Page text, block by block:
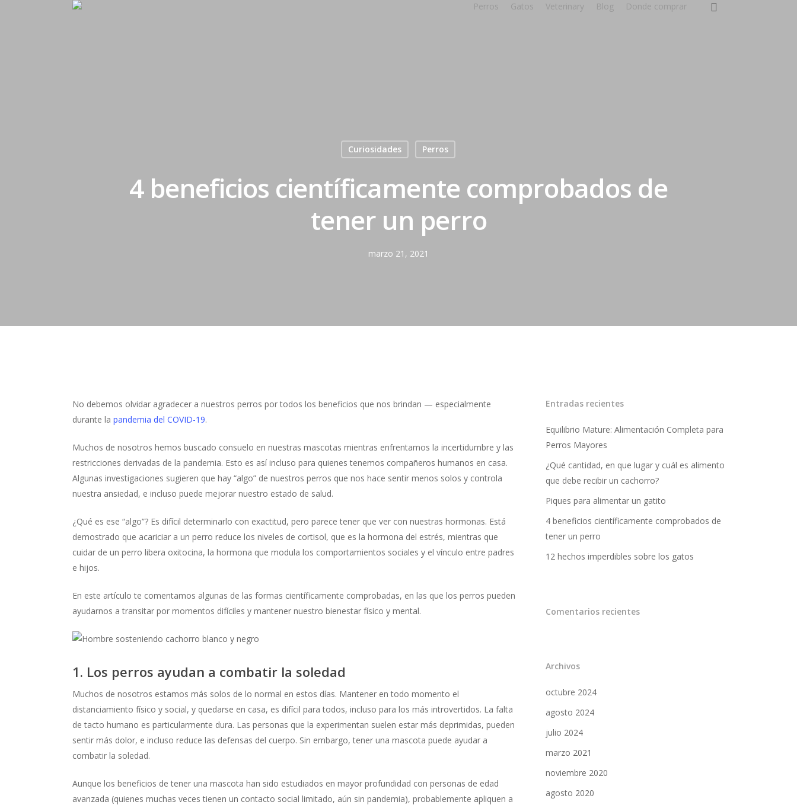
Hit enter to search or ESC to close
Perros Gatos Veterinary Blog Donde comprar
Curiosidades Perros
4 beneficios científicamente comprobados de
tener un perro
marzo 21, 2021
No debemos olvidar agradecer a nuestros perros por todos los beneficios que nos brindan — especialmente
durante la pandemia del COVID-19.
Muchos de nosotros hemos buscado consuelo en nuestras mascotas mientras enfrentamos la incertidumbre y las
restricciones derivadas de la pandemia. Esto es así incluso para quienes tenemos compañeros humanos en casa.
Algunas investigaciones sugieren que hay “algo” de nuestros perros que nos hace sentir menos solos y controla
nuestra ansiedad, e incluso puede mejorar nuestro estado de salud.
¿Qué es ese “algo”? Es difícil determinarlo con exactitud, pero parece tener que ver con nuestras hormonas. Está
demostrado que acariciar a un perro reduce los niveles de cortisol, que es la hormona del estrés, mientras que
cuidar de un perro libera oxitocina, la hormona que modula los comportamientos sociales y el vínculo entre padres
e hijos.
En este artículo te comentamos algunas de las formas científicamente comprobadas, en las que los perros pueden
ayudarnos a transitar por momentos difíciles y mantener nuestro bienestar físico y mental.
1. Los perros ayudan a combatir la soledad
Muchos de nosotros estamos más solos de lo normal en estos días. Mantener en todo momento el
distanciamiento físico y social, y quedarse en casa, es difícil para todos, incluso para los más introvertidos. La falta
de tacto humano es particularmente dura. Las personas que la experimentan suelen estar más deprimidas, pueden
sentir más dolor, e incluso reduce las defensas del cuerpo. Sin embargo, tener una mascota puede ayudar a
combatir la soledad.
Aunque los beneficios de tener una mascota han sido estudiados en mayor profundidad con personas de edad
avanzada (quienes muchas veces tienen un contacto social limitado, aún sin pandemia), probablemente apliquen a
Entradas recientes
Equilibrio Mature: Alimentación Completa para
Perros Mayores
¿Qué cantidad, en que lugar y cuál es alimento
que debe recibir un cachorro?
Piques para alimentar un gatito
4 beneficios científicamente comprobados de
tener un perro
12 hechos imperdibles sobre los gatos
Comentarios recientes
Archivos
octubre 2024
agosto 2024
julio 2024
marzo 2021
noviembre 2020
agosto 2020